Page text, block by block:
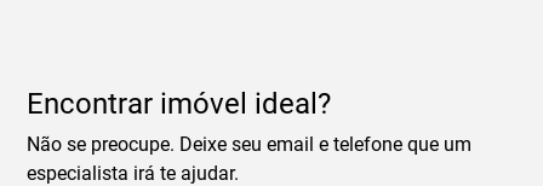
Encontrar imóvel ideal?
Não se preocupe. Deixe seu email e telefone que um
especialista irá te ajudar.